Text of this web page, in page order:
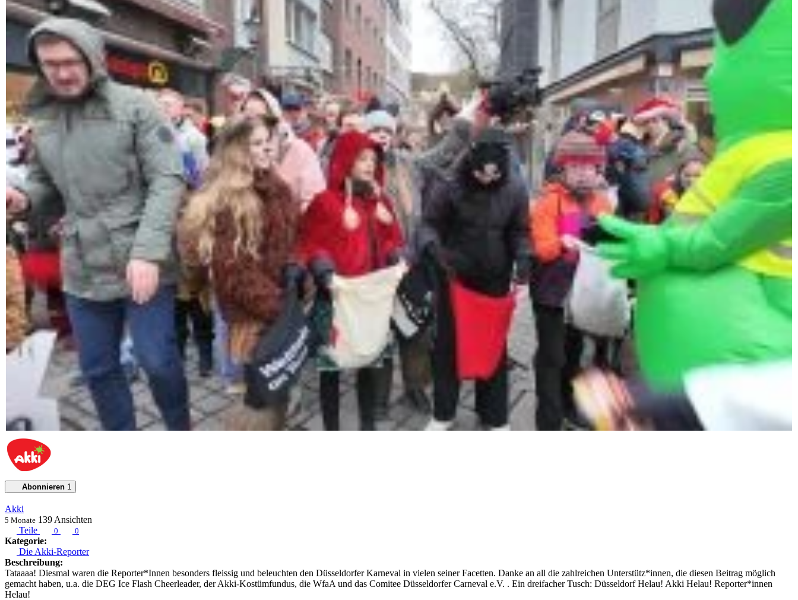
Abonnieren 1
Akki
5 Monate 139 Ansichten
Teile
0 0
Kategorie:
Die Akki-Reporter
Beschreibung:
Tataaaa! Diesmal waren die Reporter*Innen besonders fleissig und beleuchten den Düsseldorfer Karneval in vielen seiner Facetten. Danke an all die zahlreichen Unterstütz*innen, die diesen Beitrag möglich
gemacht haben, u.a. die DEG Ice Flash Cheerleader, der Akki-Kostümfundus, die WfaA und das Comitee Düsseldorfer Carneval e.V. . Ein dreifacher Tusch: Düsseldorf Helau! Akki Helau! Reporter*innen
Helau!